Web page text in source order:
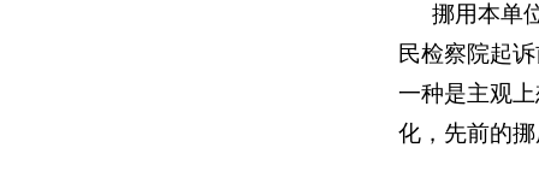
挪用本单
民检察院起
一种是主观
化，先前的